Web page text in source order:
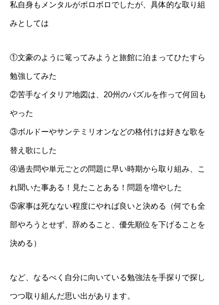
私自身もメンタルがボロボロでしたが、具体的な取り組
みとしては
①文豪のように篭ってみようと旅館に泊まってひたすら
勉強してみた
②苦手なイタリア地図は、20州のパズルを作って何回も
やった
③ボルドーやサンテミリオンなどの格付けは好きな歌を
替え歌にした
④過去問や単元ごとの問題に早い時期から取り組み、こ
れ聞いた事ある！見たことある！問題を増やした
⑤家事は死なない程度にやれば良いと決める（何でも全
部やろうとせず、辞めること、優先順位を下げることを
決める）
など、なるべく自分に向いている勉強法を手探りで探し
つつ取り組んだ思い出があります。